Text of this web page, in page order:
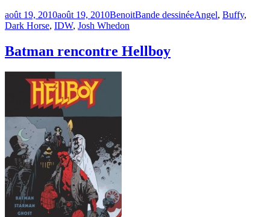
Publié
le
août 19, 2010août 19, 2010BenoitCatégories
Bande dessinéeÉtiquettes
Angel, Buffy,
Dark Horse, IDW, Josh Whedon
Batman rencontre Hellboy